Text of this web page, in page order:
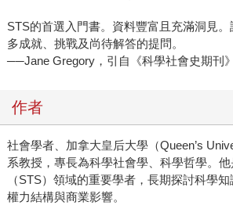
STS的首選入門書。資料豐富且充滿洞見
多成就、挑戰及尚待解答的提問。
──Jane Gregory，引自《科學社會史期刊
作者
社會學者、加拿大皇后大學（Queen’s
系教授，專長為科學社會學、科學哲學。
（STS）領域的重要學者，長期探討科學知
權力結構與商業影響。